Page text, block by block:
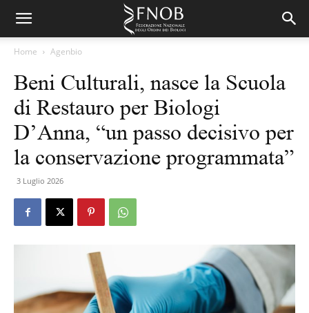
Home Agenbio
Beni Culturali, nasce la Scuola
di Restauro per Biologi
D’Anna, “un passo decisivo per
la conservazione programmata”
3 Luglio 2026